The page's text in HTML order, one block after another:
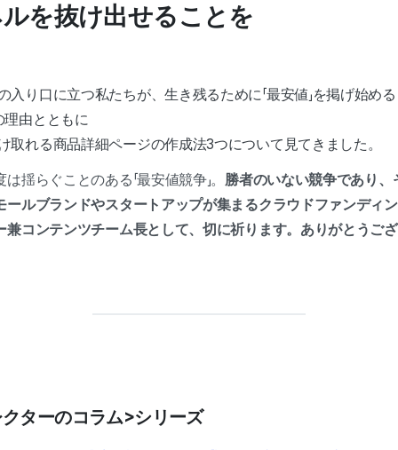
を抜け出せることを
入り口に立つ私たちが、生き残るために「最安値」を掲げ始め
由とともに
取れる商品詳細ページの作成法3つについて見てきました。
揺らぐことのある「最安値競争」。 勝者のいない競争であり
ールブランドやスタートアップが集まるクラウドファンディ
兼コンテンツチーム長として、切に祈ります。ありがとうご
ターのコラム>シリーズ